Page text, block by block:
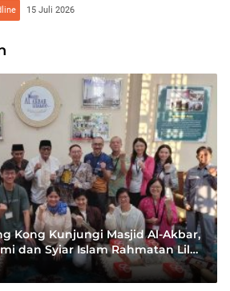
15 Juli 2026
Kong Kunjungi Masjid Al-Akbar,
dan Syiar Islam Rahmatan Lil